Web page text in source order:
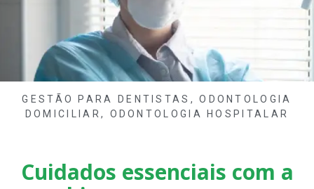
GESTÃO PARA DENTISTAS ,ODONTOLOGIA
DOMICILIAR , ODONTOLOGIA HOSPITALAR
Cuidados essenciais com a